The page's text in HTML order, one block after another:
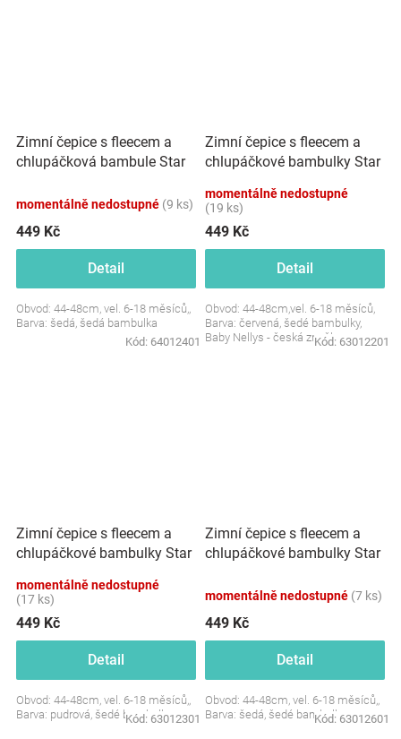
Zimní čepice s fleecem a
chlupáčková bambule Star
NELLYS
momentálně nedostupné (9 ks)
449 Kč
Detail
Obvod: 44-48cm, vel. 6-18 měsíců,,
Barva: šedá, šedá bambulka
Kód: 64012401
Zimní čepice s fleecem a
chlupáčkové bambulky Star
momentálně nedostupné
(19 ks)
449 Kč
Detail
Obvod: 44-48cm,vel. 6-18 měsíců,
Barva: červená, šedé bambulky,
Baby Nellys - česká značka
Kód: 63012201
Zimní čepice s fleecem a
chlupáčkové bambulky Star
momentálně nedostupné
(17 ks)
449 Kč
Detail
Obvod: 44-48cm, vel. 6-18 měsíců,,
Barva: pudrová, šedé bambulky
Kód: 63012301
Zimní čepice s fleecem a
chlupáčkové bambulky Star
NELLYS
momentálně nedostupné (7 ks)
449 Kč
Detail
Obvod: 44-48cm, vel. 6-18 měsíců,,
Barva: šedá, šedé bambulky
Kód: 63012601